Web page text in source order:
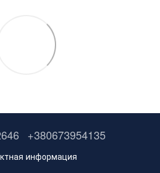
+380673954135
информация